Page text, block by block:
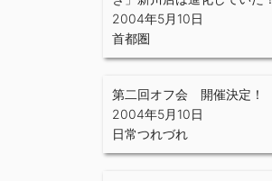
2004年5月10日
首都圏
第二回オフ会 開催決定！
2004年5月10日
日常つれづれ